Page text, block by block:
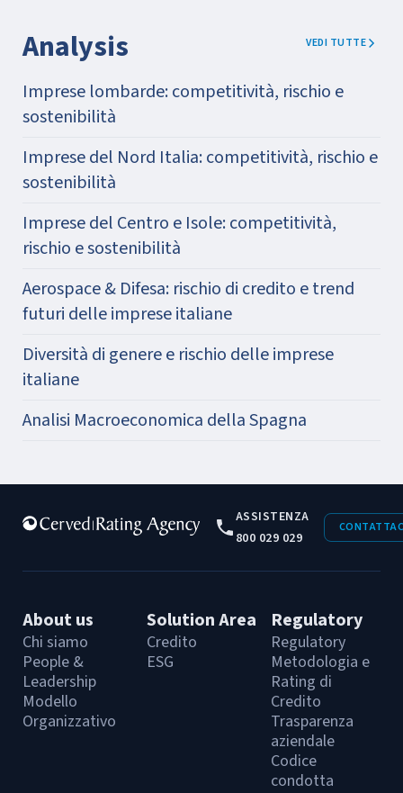
Analysis VEDI TUTTE
Imprese lombarde: competitività, rischio e
sostenibilità
Imprese del Nord Italia: competitività, rischio e
sostenibilità
Imprese del Centro e Isole: competitività,
rischio e sostenibilità
Aerospace & Difesa: rischio di credito e trend
futuri delle imprese italiane
Diversità di genere e rischio delle imprese
italiane
Analisi Macroeconomica della Spagna
ASSISTENZA
800 029 029
About us
Chi siamo
People &
Leadership
Modello
Organizzativo
Solution Area
Credito
ESG
Regulatory
Regulatory
Metodologia e
Rating di
Credito
Trasparenza
aziendale
Codice
condotta